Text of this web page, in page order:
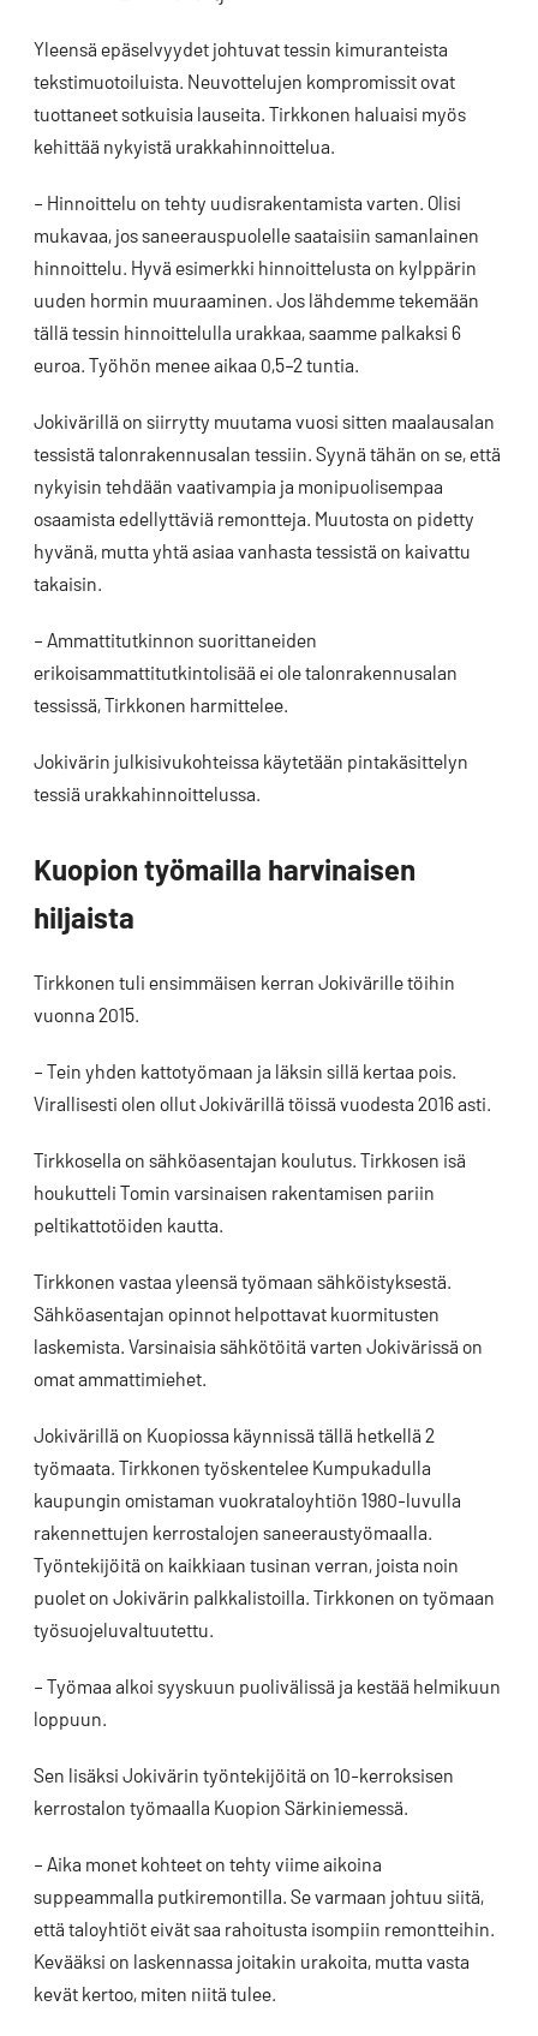
Yleensä epäselvyydet johtuvat tessin kimuranteista
tekstimuotoiluista. Neuvottelujen kompromissit ovat
tuottaneet sotkuisia lauseita. Tirkkonen haluaisi myös
kehittää nykyistä urakkahinnoittelua.
– Hinnoittelu on tehty uudisrakentamista varten. Olisi
mukavaa, jos saneerauspuolelle saataisiin samanlainen
hinnoittelu. Hyvä esimerkki hinnoittelusta on kylppärin
uuden hormin muuraaminen. Jos lähdemme tekemään
tällä tessin hinnoittelulla urakkaa, saamme palkaksi 6
euroa. Työhön menee aikaa 0,5–2 tuntia.
Jokivärillä on siirrytty muutama vuosi sitten maalausalan
tessistä talonrakennusalan tessiin. Syynä tähän on se, että
nykyisin tehdään vaativampia ja monipuolisempaa
osaamista edellyttäviä remontteja. Muutosta on pidetty
hyvänä, mutta yhtä asiaa vanhasta tessistä on kaivattu
takaisin.
– Ammattitutkinnon suorittaneiden
erikoisammattitutkintolisää ei ole talonrakennusalan
tessissä, Tirkkonen harmittelee.
Jokivärin julkisivukohteissa käytetään pintakäsittelyn
tessiä urakkahinnoittelussa.
Kuopion työmailla harvinaisen
hiljaista
Tirkkonen tuli ensimmäisen kerran Jokivärille töihin
vuonna 2015.
– Tein yhden kattotyömaan ja läksin sillä kertaa pois.
Virallisesti olen ollut Jokivärillä töissä vuodesta 2016 asti.
Tirkkosella on sähköasentajan koulutus. Tirkkosen isä
houkutteli Tomin varsinaisen rakentamisen pariin
peltikattotöiden kautta.
Tirkkonen vastaa yleensä työmaan sähköistyksestä.
Sähköasentajan opinnot helpottavat kuormitusten
laskemista. Varsinaisia sähkötöitä varten Jokivärissä on
omat ammattimiehet.
Jokivärillä on Kuopiossa käynnissä tällä hetkellä 2
työmaata. Tirkkonen työskentelee Kumpukadulla
kaupungin omistaman vuokrataloyhtiön 1980-luvulla
rakennettujen kerrostalojen saneeraustyömaalla.
Työntekijöitä on kaikkiaan tusinan verran, joista noin
puolet on Jokivärin palkkalistoilla. Tirkkonen on työmaan
työsuojeluvaltuutettu.
– Työmaa alkoi syyskuun puolivälissä ja kestää helmikuun
loppuun.
Sen lisäksi Jokivärin työntekijöitä on 10-kerroksisen
kerrostalon työmaalla Kuopion Särkiniemessä.
– Aika monet kohteet on tehty viime aikoina
suppeammalla putkiremontilla. Se varmaan johtuu siitä,
että taloyhtiöt eivät saa rahoitusta isompiin remontteihin.
Kevääksi on laskennassa joitakin urakoita, mutta vasta
kevät kertoo, miten niitä tulee.